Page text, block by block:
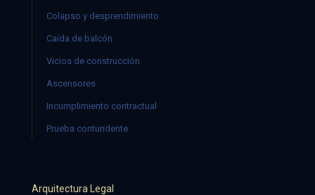
Colapso y desprendimiento
Caída de balcón
Vicios de construcción
Ascensores
Incumplimiento contractual
Prueba contundente
Arquitectura Legal